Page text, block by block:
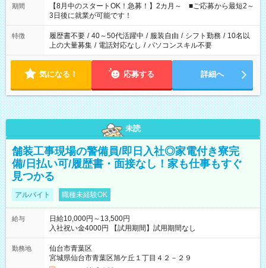
「できれば残業はしたくない」 など、ご希望を教えてください
ね。 ※Wワーク希望の方へ 今ご覧のお仕事で希望する勤務時間
と、もう1つのお仕事の勤務時間。 合計で週40時間を超える場
合は応募できません。
期間
【8月中のスタートOK！急募！】2カ月～ ■ご応募から最短2～
3日後に就業が可能です！
特徴 履歴書不要 / 40～50代活躍中 / 服装自由 / シフト勤務 / 10名以
上の大量募集 / 電話対応なし / パソコンスキル不要
気になる！ 応募する 詳細へ
未読
舗装工事現場の警備員/即日入社◎家電付き寮完
備/日払い可/履歴書・面接なし！家も仕事もすぐ
見つかる
アルバイト 職種未経験OK
給与
日給10,000円～13,500円
入社祝い金4000円 【試用期間】試用期間なし
勤務地
仙台市青葉区
宮城県仙台市青葉区旭ケ丘１丁目４２－２９